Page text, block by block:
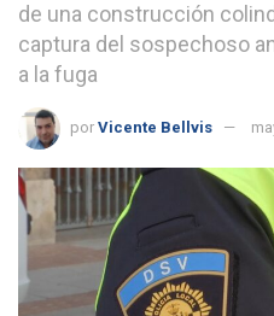
de una construcción
captura del sospechoso
a la fuga
por Vicente Bellvis